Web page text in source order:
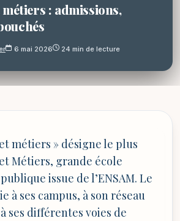
: admissions,
6 mai 2026 24 min de lecture
métiers » désigne le plus
Métiers, grande école
issue de l’ENSAM. Le
à ses campus, à son réseau
ses différentes voies de